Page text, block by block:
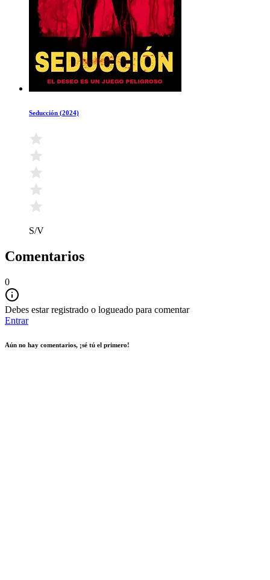
Seducción (2024)
S/V
Comentarios
0
Debes estar registrado o logueado para comentar
Entrar
Aún no hay comentarios, ¡sé tú el primero!